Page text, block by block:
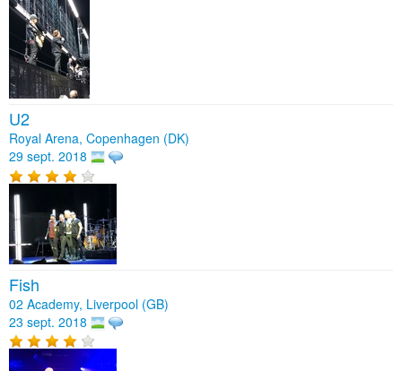
U2
Royal Arena, Copenhagen (DK)
29 sept. 2018
Fish
02 Academy, Liverpool (GB)
23 sept. 2018